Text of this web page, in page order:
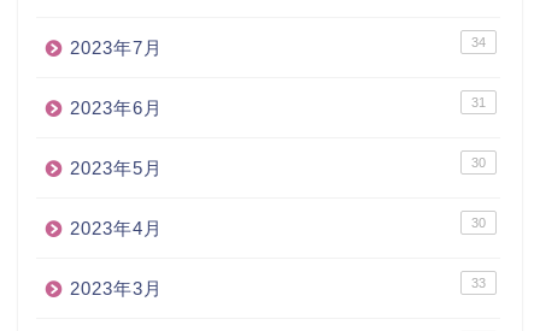
2023年7月 34
2023年6月 31
2023年5月 30
2023年4月 30
2023年3月 33